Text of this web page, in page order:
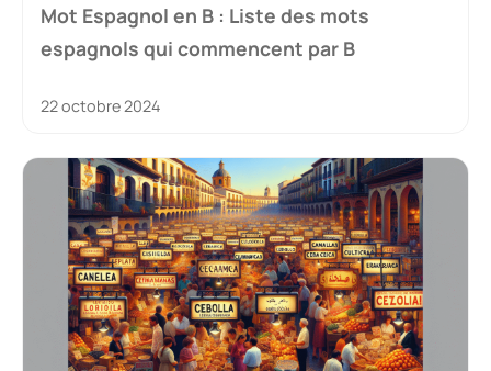
Mot Espagnol en B : Liste des mots
espagnols qui commencent par B
22 octobre 2024